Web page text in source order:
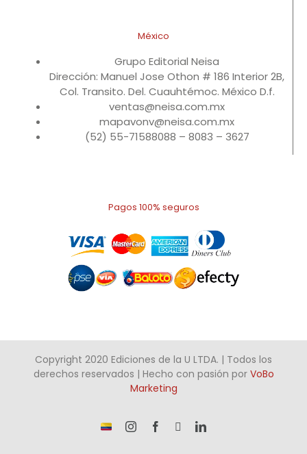
México
Grupo Editorial Neisa
Dirección: Manuel Jose Othon # 186 Interior 2B,
Col. Transito. Del. Cuauhtémoc. México D.f.
ventas@neisa.com.mx
mapavonv@neisa.com.mx
(52) 55-71588088 – 8083 – 3627
Pagos 100% seguros
Copyright 2020 Ediciones de la U LTDA. | Todos los
derechos reservados | Hecho con pasión por VoBo
Marketing
¡Somos InstagramFacebook LinkedIn